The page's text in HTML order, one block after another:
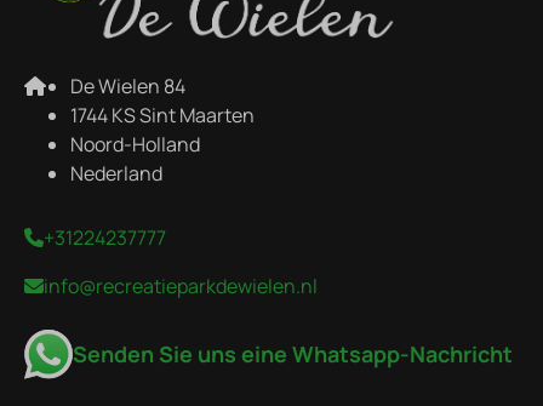
De Wielen 84
1744 KS Sint Maarten
Noord-Holland
Nederland
+31224237777
info@recreatieparkdewielen.nl
Senden Sie uns eine Whatsapp-Nachricht